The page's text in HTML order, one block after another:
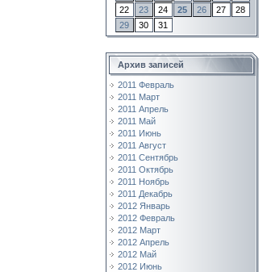
22
23 24 25 26 27
28
29
30 31
Архив записей
2011 Февраль
2011 Март
2011 Апрель
2011 Май
2011 Июнь
2011 Август
2011 Сентябрь
2011 Октябрь
2011 Ноябрь
2011 Декабрь
2012 Январь
2012 Февраль
2012 Март
2012 Апрель
2012 Май
2012 Июнь